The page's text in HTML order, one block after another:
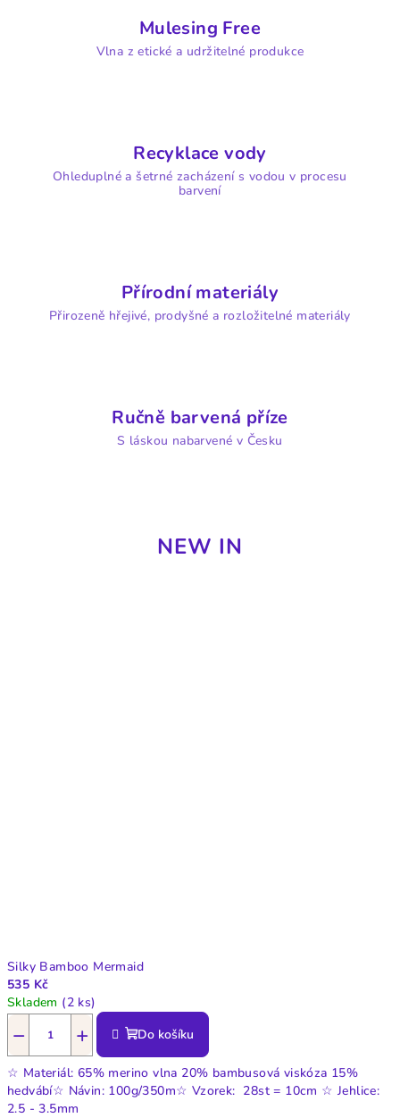
Mulesing Free
Vlna z etické a udržitelné produkce
Recyklace vody
Ohleduplné a šetrné zacházení s vodou v procesu
barvení
Přírodní materiály
Přirozeně hřejivé, prodyšné a rozložitelné materiály
Ručně barvená příze
S láskou nabarvené v Česku
NEW IN
Silky Bamboo Mermaid
535 Kč
Skladem (2 ks)
+
− Do košíku
☆ Materiál: 65% merino vlna 20% bambusová viskóza 15%
hedvábí☆ Návin: 100g/350m☆ Vzorek: 28st = 10cm ☆ Jehlice:
2.5 - 3.5mm